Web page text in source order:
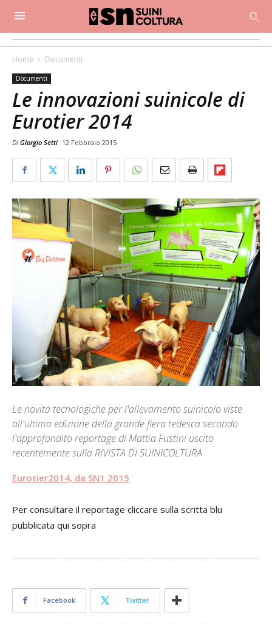
Home Documenti
Documenti
Le innovazioni suinicole di
Eurotier 2014
Di Giorgio Setti 12 Febbraio 2015
Le novità tecnologiche per l'allevamento suinicolo viste
all'ultima edizione della grande fiera tedesca secondo
l'approfondito reportage di Mattia Fustini uscito
recentemente sulla RIVISTA DI SUINICOLTURA
Eurotier2014, da SN1 2015
Per consultare il reportage cliccare sulla scritta blu
pubblicata qui sopra
Facebook Twitter